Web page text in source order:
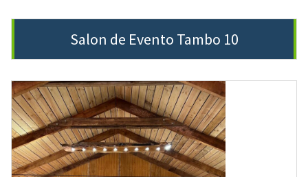
Salon de Evento Tambo 10